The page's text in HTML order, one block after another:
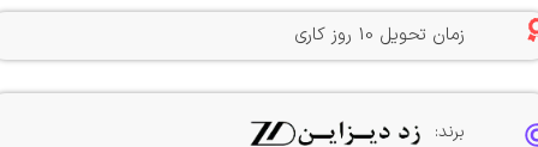
زمان تحویل 10 روز کاری
برند: